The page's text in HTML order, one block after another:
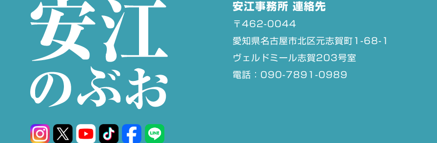
安江事務所 連絡先
〒462-0044
愛知県名古屋市北区元志賀町1-68-1
ヴェルドミール志賀203号室
電話：090-7891-0989